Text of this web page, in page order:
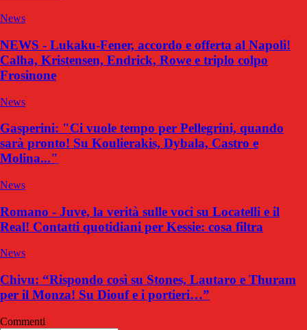
News
NEWS - Lukaku-Fener, accordo e offerta al Napoli!
Calha, Kristensen, Endrick, Rowe e triplo colpo
Frosinone
News
Gasperini: "Ci vuole tempo per Pellegrini, quando
sarà pronto! Su Koulierakis, Dybala, Castro e
Molina..."
News
Romano - Juve, la verità sulle voci su Locatelli e il
Real! Contatti quotidiani per Kessie: cosa filtra
News
Chivu: “Rispondo così su Stones, Lautaro e Thuram
per il Monza! Su Diouf e i portieri…”
Commenti